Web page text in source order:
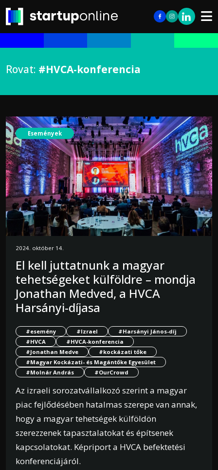
Rovat: #HVCA-konferencia
Események
2024. október 14.
El kell juttatnunk a magyar
tehetségeket külföldre – mondja
Jonathan Medved, a HVCA
Harsányi-díjasa
#esemény #Izrael
#Harsányi János-díj
#HVCA
#HVCA-konferencia
#Jonathan Medve
#kockázati tőke
#Magyar Kockázati- és Magántőke Egyesület
#Molnár András
#OurCrowd
Az izraeli sorozatvállalkozó szerint a magyar
piac fejlődésében hatalmas szerepe van annak,
hogy a magyar tehetségek külföldön
szerezzenek tapasztalatokat és építsenek
kapcsolatokat. Képriport a HVCA befektetési
konferenciájáról.